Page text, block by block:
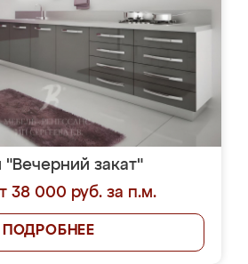
"Вечерний закат"
38 000 руб. за п.м.
ПОДРОБНЕЕ